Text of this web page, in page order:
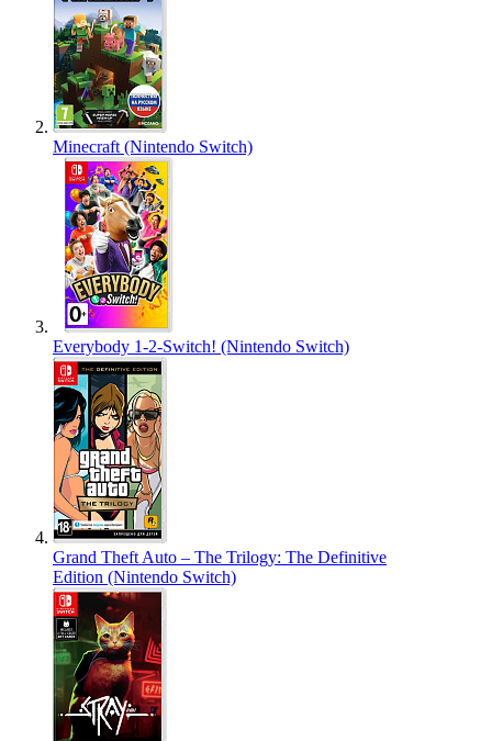
Minecraft (Nintendo Switch)
Everybody 1-2-Switch! (Nintendo Switch)
Grand Theft Auto – The Trilogy: The Definitive
Edition (Nintendo Switch)